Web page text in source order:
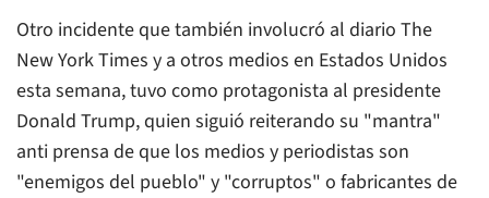
Otro incidente que también involucró al diario The
New York Times y a otros medios en Estados Unidos
esta semana, tuvo como protagonista al presidente
Donald Trump, quien siguió reiterando su "mantra"
anti prensa de que los medios y periodistas son
"enemigos del pueblo" y "corruptos" o fabricantes de